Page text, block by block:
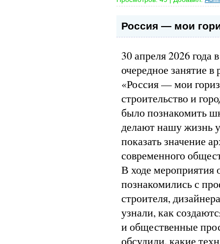
Россия — мои
30 апреля 2026
очередное занятие
«Россия — мои
строительство и
было познакомить
делают нашу жизнь
показать значение
современного
В ходе
познакомились с
строителя,
узнали, как
и общественные
обсудили, какие